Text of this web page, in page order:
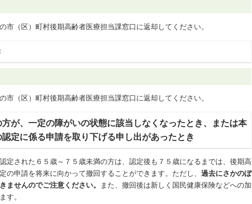
市（区）町村後期高齢者医療担当課窓口に返却してください。
市（区）町村後期高齢者医療担当課窓口に返却してください。
方が、一定の障がいの状態に該当しなくなったとき、または本
認定に係る申請を取り下げる申し出があったとき
定された６５歳～７５歳未満の方は、認定後も７５歳になるまでは、後期高
の申請を将来に向かって撤回することができます。ただし、 過去にさかのぼ
ませんのでご注意ください。
また、撤回後は新しく国民健康保険などへの加
す。